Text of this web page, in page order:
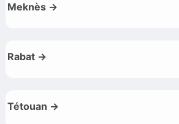
Meknès →
Rabat →
Tétouan →